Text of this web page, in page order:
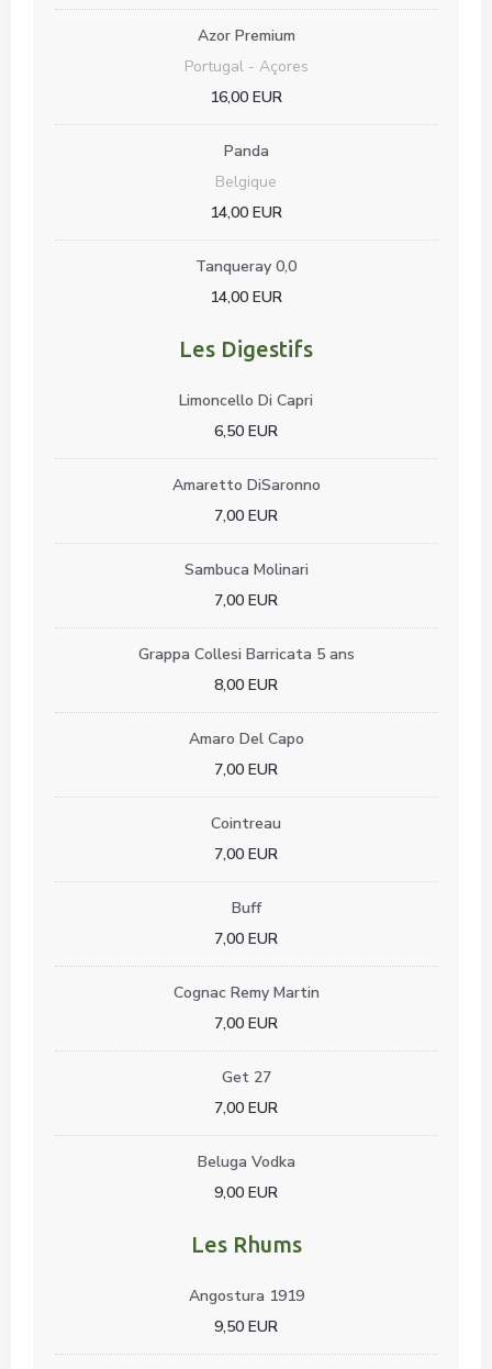
Azor Premium
Portugal - Açores
16,00 EUR
Panda
Belgique
14,00 EUR
Tanqueray 0,0
14,00 EUR
Les Digestifs
Limoncello Di Capri
6,50 EUR
Amaretto DiSaronno
7,00 EUR
Sambuca Molinari
7,00 EUR
Grappa Collesi Barricata 5 ans
8,00 EUR
Amaro Del Capo
7,00 EUR
Cointreau
7,00 EUR
Buff
7,00 EUR
Cognac Remy Martin
7,00 EUR
Get 27
7,00 EUR
Beluga Vodka
9,00 EUR
Les Rhums
Angostura 1919
9,50 EUR